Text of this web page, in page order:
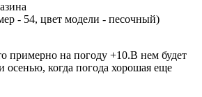
- 54, цвет модели - песочный)
примерно на погоду +10.В нем будет
осенью, когда погода хорошая еще